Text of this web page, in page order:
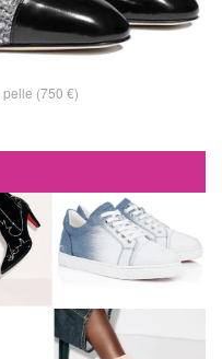
(750 €)